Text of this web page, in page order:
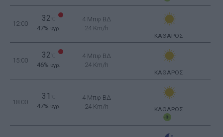
12:00
32
47% υγρ.
4 Μπφ ΒΔ
24 Km/h
ΚΑΘΑΡΟΣ
15:00
32
46% υγρ.
4 Μπφ ΒΔ
24 Km/h
ΚΑΘΑΡΟΣ
18:00
31
47% υγρ.
4 Μπφ ΒΔ
24 Km/h
ΚΑΘΑΡΟΣ